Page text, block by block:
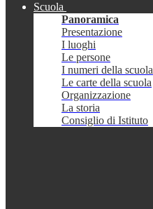
Scuola
Panoramica
Presentazione
I luoghi
Le persone
I numeri della scuola
Le carte della scuola
Organizzazione
La storia
Consiglio di Istituto